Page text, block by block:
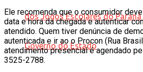
Ele recomenda que o consumidor
data e hora da chegada e autenticar
atendido. Quem tiver denúncia de
autenticada e ir ao o Procon (Rua
atendimento presencial é agendado
3525-2788.